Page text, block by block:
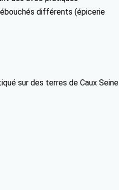
différents (épicerie
sur des terres de Caux Seine